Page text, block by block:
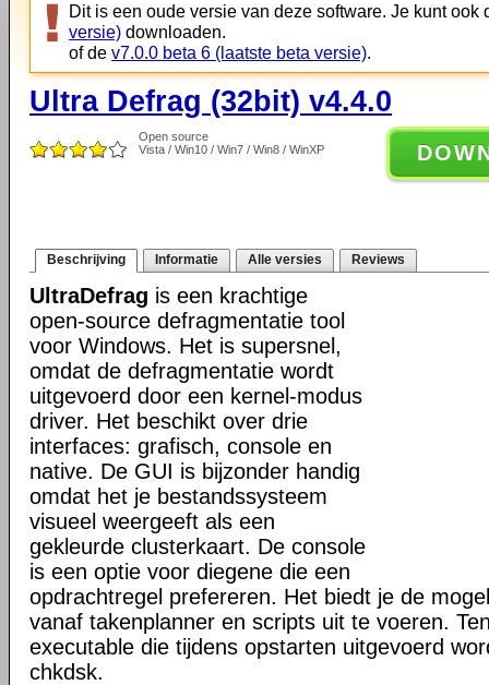
Dit is een oude versie van deze software. Je kunt ook
versie) downloaden.
of de v7.0.0 beta 6 (laatste beta versie).
Ultra Defrag (32bit) v4.4.0
Open source
Vista / Win10 / Win7 / Win8 / WinXP
Beschrijving Informatie Alle versies Reviews
UltraDefrag is een krachtige
open-source defragmentatie tool
voor Windows. Het is supersnel,
omdat de defragmentatie wordt
uitgevoerd door een kernel-modus
driver. Het beschikt over drie
interfaces: grafisch, console en
native. De GUI is bijzonder handig
omdat het je bestandssysteem
visueel weergeeft als een
gekleurde clusterkaart. De console
is een optie voor diegene die een
opdrachtregel prefereren. Het biedt je de
vanaf takenplanner en scripts uit te voeren.
executable die tijdens opstarten uitgevoerd
chkdsk.